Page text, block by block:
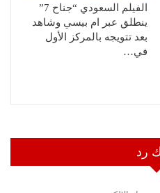
الفيلم السعودي “جناح 7”
ينطلق عبر ام بيسي وشاهد
بعد تتويجه بالمركز الأول
في…
رد